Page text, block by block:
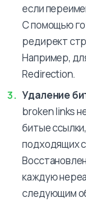
если
С помощью
редирект
Например,
Redirection.
Удаление
broken links
битые
подходящих
каждую
следующим